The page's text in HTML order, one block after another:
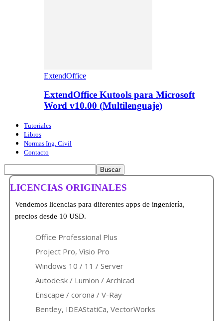
ExtendOffice
ExtendOffice Kutools para Microsoft
Word v10.00 (Multilenguaje)
Tutoriales
Libros
Normas Ing. Civil
Contacto
LICENCIAS ORIGINALES
Vendemos licencias para diferentes apps de ingeniería,
precios desde 10 USD.
Office Professional Plus
Project Pro, Visio Pro
Windows 10 / 11 / Server
Autodesk / Lumion / Archicad
Enscape / corona / V-Ray
Bentley, IDEAStatiCa, VectorWorks